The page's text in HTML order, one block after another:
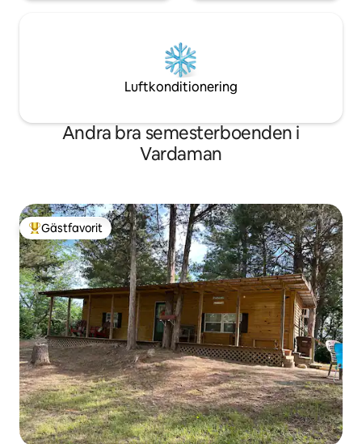
Luftkonditionering
Andra bra semesterboenden i
Vardaman
Populär gästfavorit
Gästfavorit